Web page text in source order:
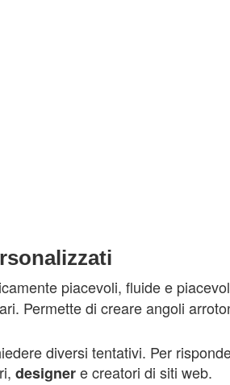
piacevoli, fluide e
Permette di creare angoli
diversi tentativi. Per
designere creatori di siti web.